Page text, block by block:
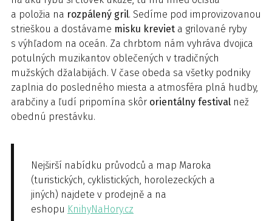
a položia na rozpálený gril. Sedíme pod improvizovanou
strieškou a dostávame misku kreviet a grilované ryby
s výhľadom na oceán. Za chrbtom nám vyhráva dvojica
potulných muzikantov oblečených v tradičných
mužských džalabijách. V čase obeda sa všetky podniky
zaplnia do posledného miesta a atmosféra plná hudby,
arabčiny a ľudí pripomína skôr orientálny festival než
obednú prestávku.
Nejširší nabídku průvodců a map Maroka
(turistických, cyklistických, horolezeckých a
jiných) najdete v prodejně a na
eshopu KnihyNaHory.cz